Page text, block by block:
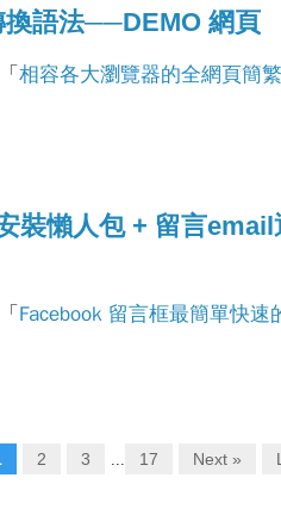
語法──DEMO 網頁
相容各大瀏覽器的全網頁簡
裝懶人包 + 留言
Facebook 留言框最簡單快
2 3 ... 17 Next »